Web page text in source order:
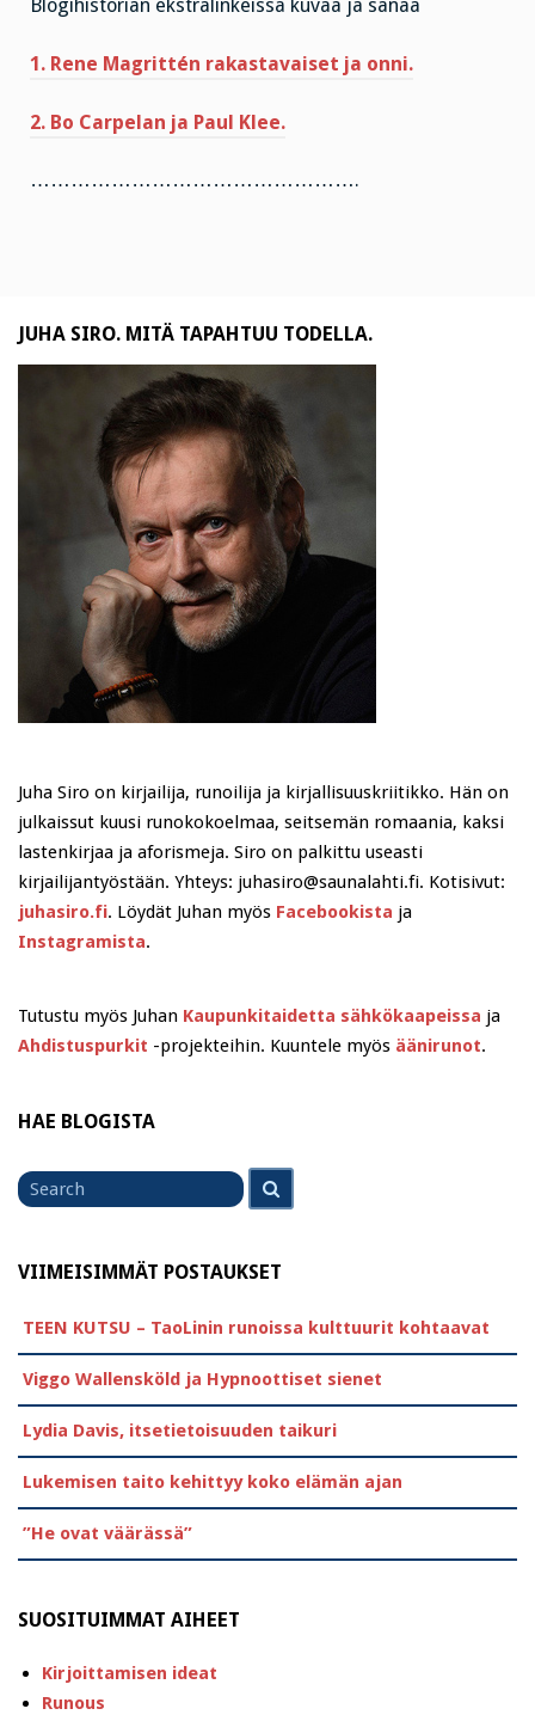
Blogihistorian ekstralinkeissä kuvaa ja sanaa
1. Rene Magrittén rakastavaiset ja onni.
2. Bo Carpelan ja Paul Klee.
………………………………………….
JUHA SIRO. MITÄ TAPAHTUU TODELLA.
Juha Siro on kirjailija, runoilija ja kirjallisuuskriitikko. Hän on
julkaissut kuusi runokokoelmaa, seitsemän romaania, kaksi
lastenkirjaa ja aforismeja. Siro on palkittu useasti
kirjailijantyöstään. Yhteys: juhasiro@saunalahti.fi. Kotisivut:
juhasiro.fi. Löydät Juhan myös Facebookista ja
Instagramista.
Tutustu myös Juhan Kaupunkitaidetta sähkökaapeissa ja
Ahdistuspurkit -projekteihin. Kuuntele myös äänirunot.
HAE BLOGISTA
Search
for
VIIMEISIMMÄT POSTAUKSET
TEEN KUTSU – TaoLinin runoissa kulttuurit kohtaavat
Viggo Wallensköld ja Hypnoottiset sienet
Lydia Davis, itsetietoisuuden taikuri
Lukemisen taito kehittyy koko elämän ajan
”He ovat väärässä”
SUOSITUIMMAT AIHEET
Kirjoittamisen ideat
Runous